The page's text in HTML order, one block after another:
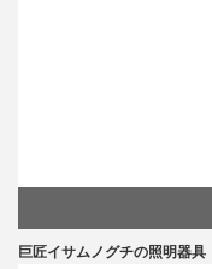
巨匠イサムノグチの照明